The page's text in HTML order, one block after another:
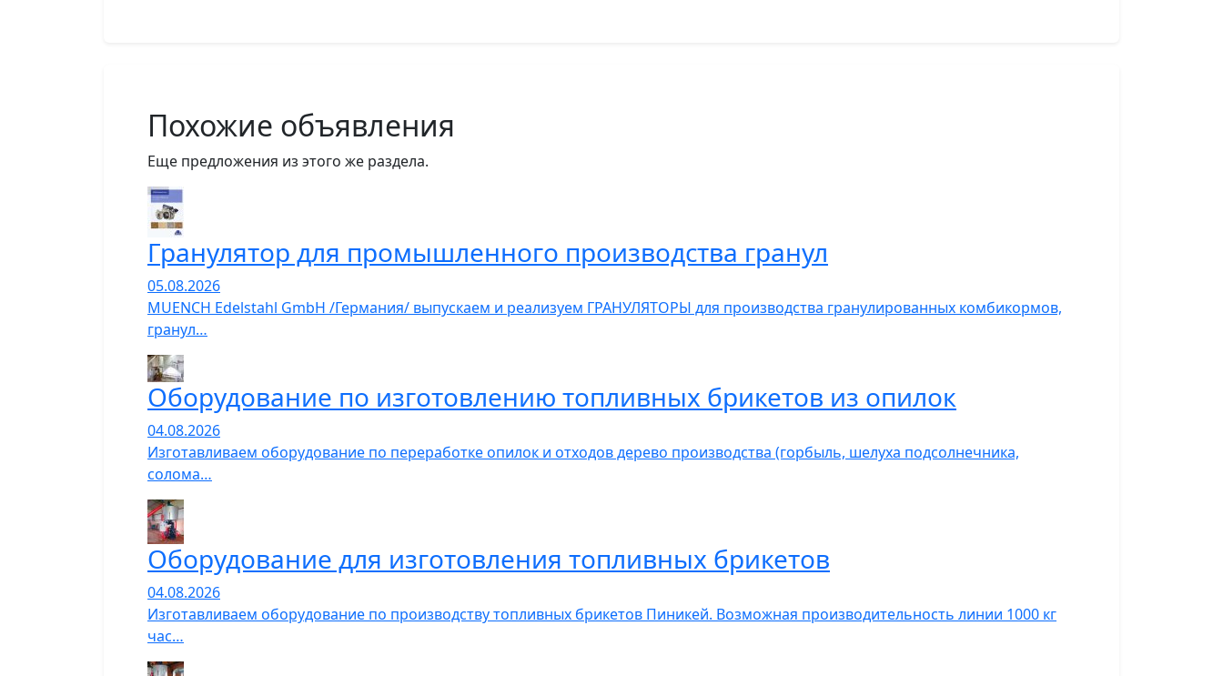
Похожие объявления
Еще предложения из этого же раздела.
Гранулятор для промышленного производства гранул
05.08.2026
MUENCH Edelstahl GmbH /Германия/ выпускаем и реализуем ГРАНУЛЯТОРЫ для производства гранулированных комбикормов,
гранул…
Оборудование по изготовлению топливных брикетов из опилок
04.08.2026
Изготавливаем оборудование по переработке опилок и отходов дерево производства (горбыль, шелуха подсолнечника,
солома…
Оборудование для изготовления топливных брикетов
04.08.2026
Изготавливаем оборудование по производству топливных брикетов Пиникей. Возможная производительность линии 1000 кг
час…